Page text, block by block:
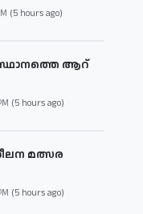
(5 hours ago)
ആറ്
(5 hours ago)
മത്സര
(5 hours ago)